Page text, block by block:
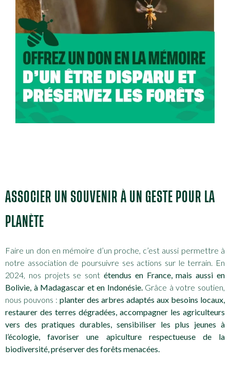
ASSOCIER UN SOUVENIR À UN GESTE POUR LA
PLANÈTE
Faire un don en mémoire d’un proche, c’est aussi permettre à
notre association de poursuivre ses actions sur le terrain. En
2024, nos projets se sont étendus en France, mais aussi en
Bolivie, à Madagascar et en Indonésie.Grâce à votre soutien,
nous pouvons : planter des arbres adaptés aux besoins locaux,
restaurer des terres dégradées, accompagner les agriculteurs
vers des pratiques durables, sensibiliser les plus jeunes à
l’écologie, favoriser une apiculture respectueuse de la
biodiversité, préserver des forêts menacées.